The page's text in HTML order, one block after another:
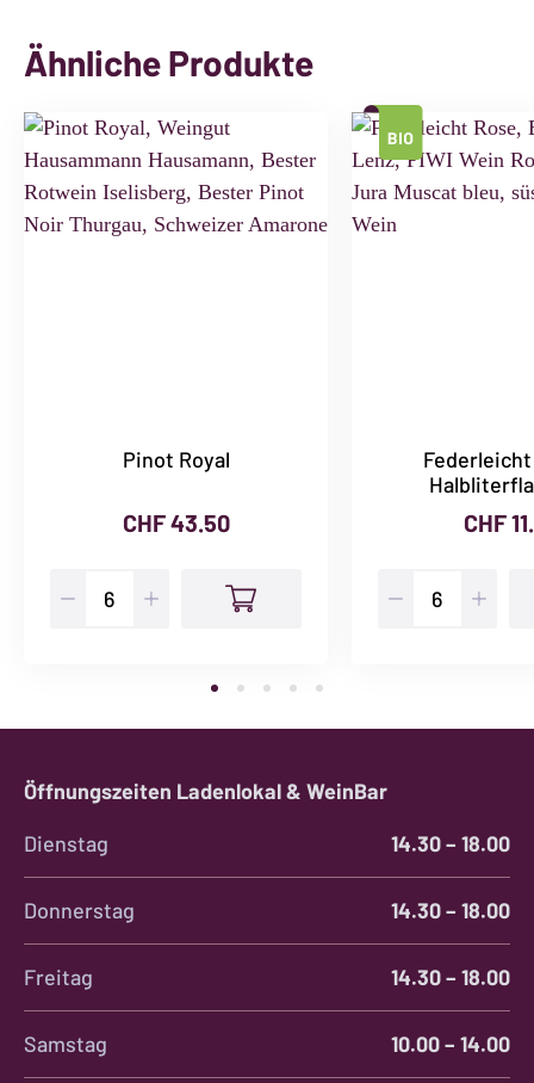
Ähnliche Produkte
Pinot Royal
CHF43.50 CHF
Federleicht
Öffnungszeiten Ladenlokal & WeinBar
Dienstag
14.30 – 18.00
Donnerstag 14.30 – 18.00
Freitag 14.30 – 18.00
Samstag 10.00 – 14.00